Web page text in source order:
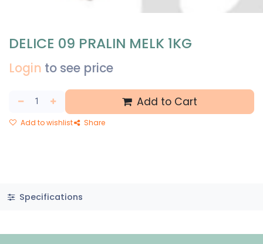
DELICE 09 PRALIN MELK 1KG
Login to see price
Add to Cart
Add to wishlist Share
Specifications